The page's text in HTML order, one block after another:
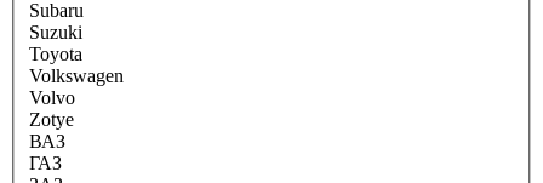
Subaru
Suzuki
Toyota
Volkswagen
Volvo
Zotye
ВАЗ
ГАЗ